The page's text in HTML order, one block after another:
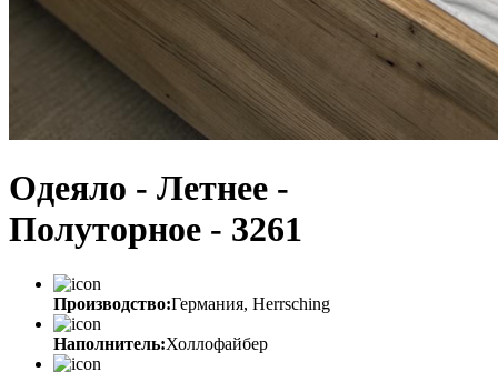
Одеяло - Летнее -
Полуторное - 3261
Производство:Германия, Herrsching
Наполнитель:Холлофайбер